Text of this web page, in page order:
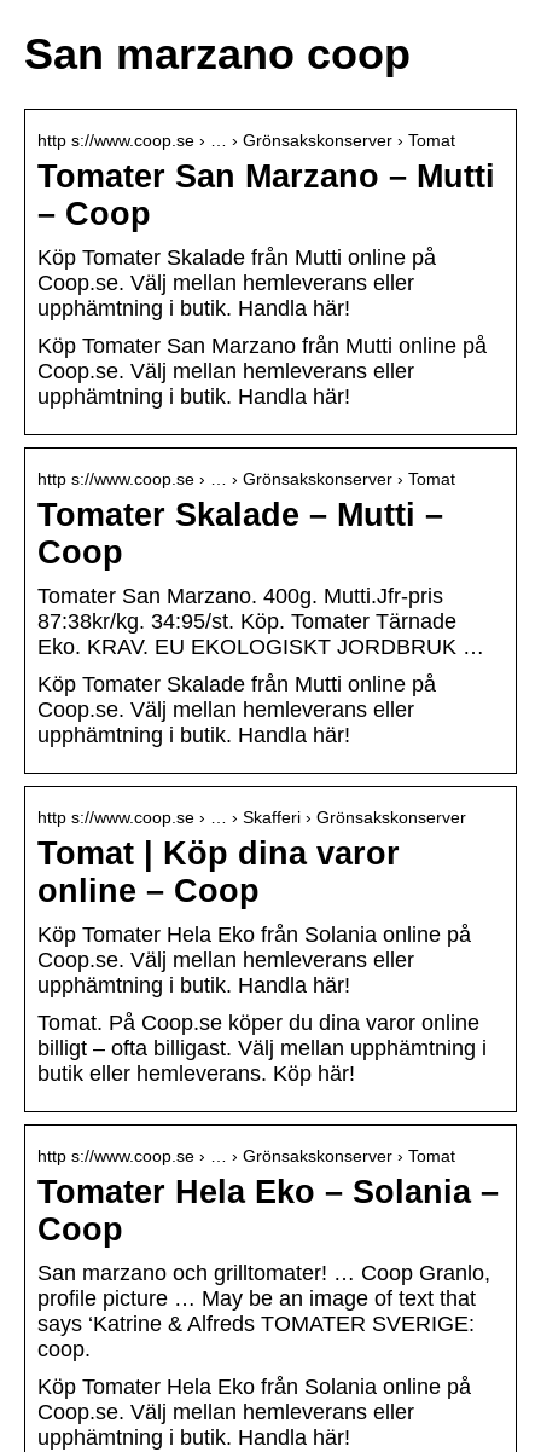
San marzano coop
http s://www.coop.se › … › Grönsakskonserver › Tomat
Tomater San Marzano – Mutti
– Coop
Köp Tomater Skalade från Mutti online på
Coop.se. Välj mellan hemleverans eller
upphämtning i butik. Handla här!
Köp Tomater San Marzano från Mutti online på
Coop.se. Välj mellan hemleverans eller
upphämtning i butik. Handla här!
http s://www.coop.se › … › Grönsakskonserver › Tomat
Tomater Skalade – Mutti –
Coop
Tomater San Marzano. 400g. Mutti.Jfr-pris
87:38kr/kg. 34:95/st. Köp. Tomater Tärnade
Eko. KRAV. EU EKOLOGISKT JORDBRUK …
Köp Tomater Skalade från Mutti online på
Coop.se. Välj mellan hemleverans eller
upphämtning i butik. Handla här!
http s://www.coop.se › … › Skafferi › Grönsakskonserver
Tomat | Köp dina varor
online – Coop
Köp Tomater Hela Eko från Solania online på
Coop.se. Välj mellan hemleverans eller
upphämtning i butik. Handla här!
Tomat. På Coop.se köper du dina varor online
billigt – ofta billigast. Välj mellan upphämtning i
butik eller hemleverans. Köp här!
http s://www.coop.se › … › Grönsakskonserver › Tomat
Tomater Hela Eko – Solania –
Coop
San marzano och grilltomater! … Coop Granlo,
profile picture … May be an image of text that
says ‘Katrine & Alfreds TOMATER SVERIGE:
coop.
Köp Tomater Hela Eko från Solania online på
Coop.se. Välj mellan hemleverans eller
upphämtning i butik. Handla här!